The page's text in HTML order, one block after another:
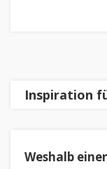
Inspiration
Weshalb